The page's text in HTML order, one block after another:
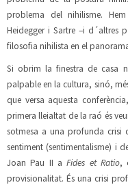
problema del nihilisme.
Heidegger i Sartre –i d´altres
filosofia nihilista en el
Si obrim la finestra de casa
palpable en la cultura, sinó,
que versa aquesta
primera lleialtat de la raó és
sotmesa a una profunda crisi
sentiment (sentimentalisme) i
Joan Pau II aFides et Ratio,
provisionalitat. És una crisi